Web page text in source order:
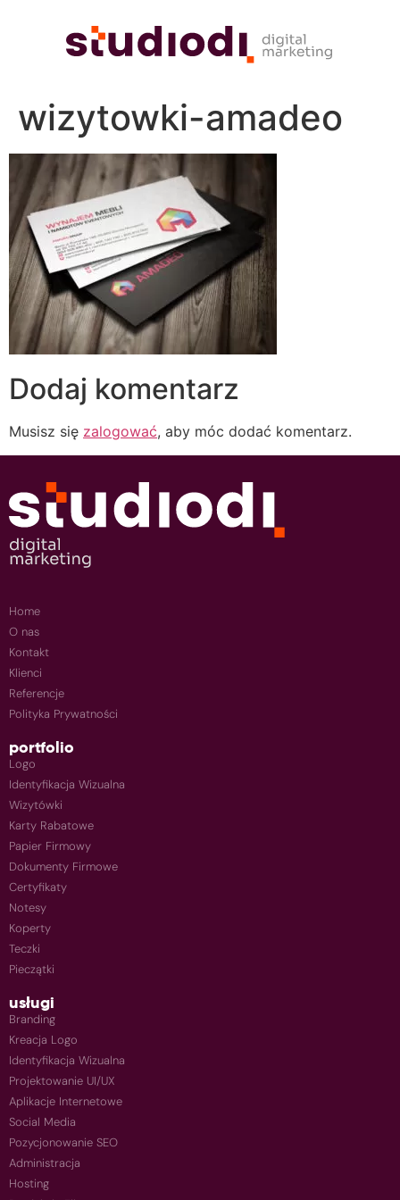
wizytowki-amadeo
Dodaj komentarz
Musisz się zalogować, aby móc dodać komentarz.
Home
O nas
Kontakt
Klienci
Referencje
Polityka Prywatności
portfolio
Logo
Identyfikacja Wizualna
Wizytówki
Karty Rabatowe
Papier Firmowy
Dokumenty Firmowe
Certyfikaty
Notesy
Koperty
Teczki
Pieczątki
usługi
Branding
Kreacja Logo
Identyfikacja Wizualna
Projektowanie UI/UX
Aplikacje Internetowe
Social Media
Pozycjonowanie SEO
Administracja
Hosting